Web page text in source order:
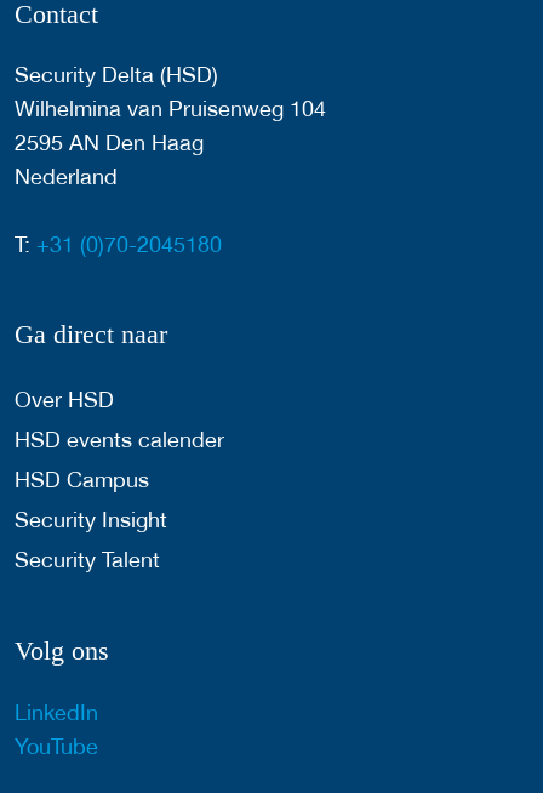
Contact
Security Delta (HSD)
Wilhelmina van Pruisenweg 104
2595 AN Den Haag
Nederland
T: +31 (0)70-2045180
Ga direct naar
Over HSD
HSD events calender
HSD Campus
Security Insight
Security Talent
Volg ons
LinkedIn
YouTube